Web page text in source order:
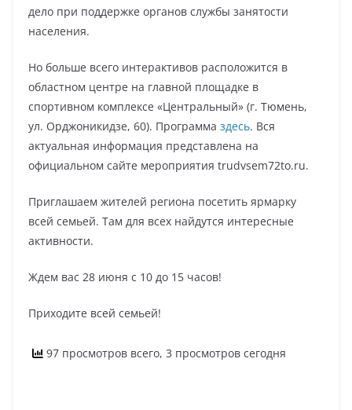
дело при поддержке органов службы занятости
населения.
Но больше всего интерактивов расположится в
областном центре на главной площадке в
спортивном комплексе «Центральный» (г. Тюмень,
ул. Орджоникидзе, 60). Программа здесь. Вся
актуальная информация представлена на
официальном сайте мероприятия trudvsem72to.ru.
Приглашаем жителей региона посетить ярмарку
всей семьей. Там для всех найдутся интересные
активности.
Ждем вас 28 июня с 10 до 15 часов!
Приходите всей семьей!
97 просмотров всего, 3 просмотров сегодня